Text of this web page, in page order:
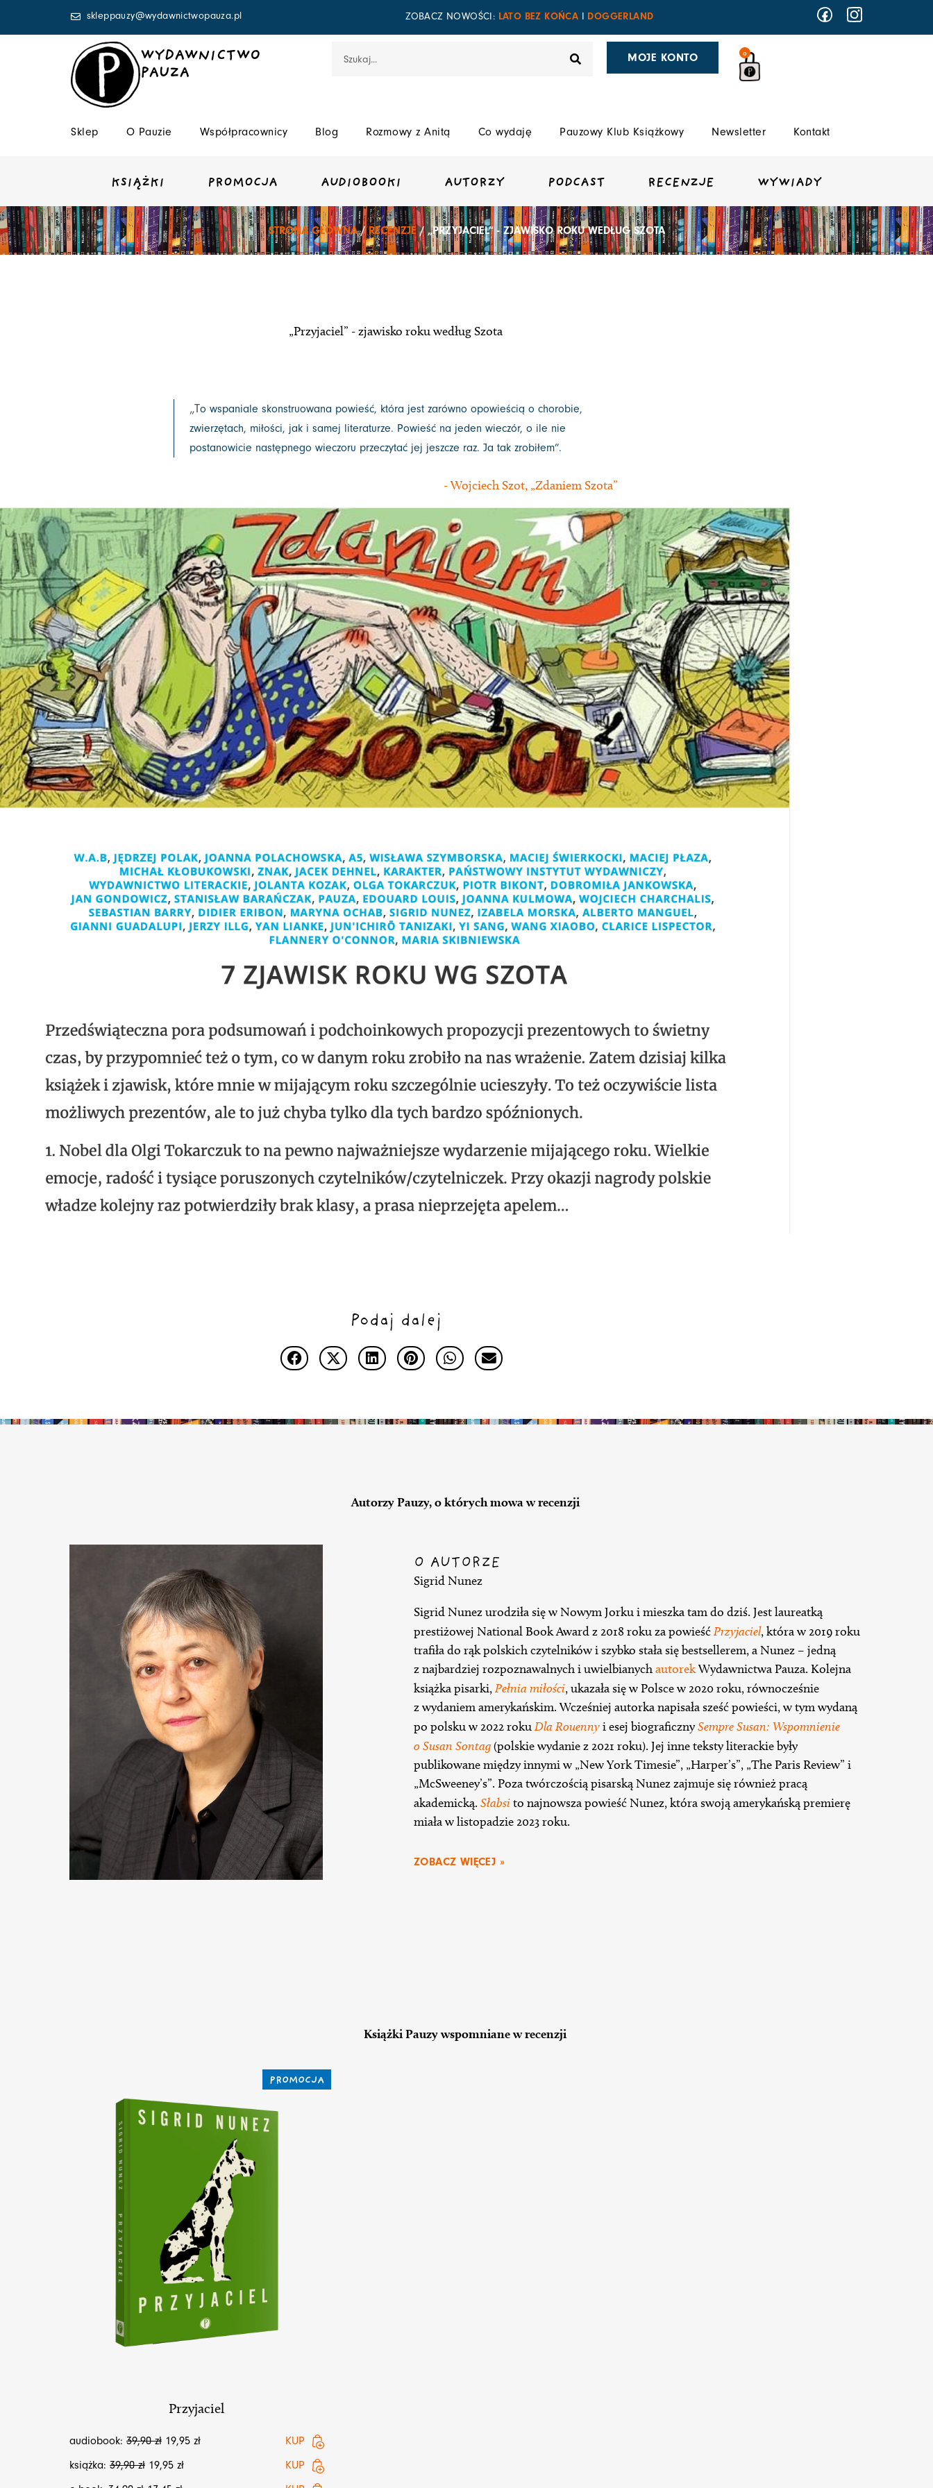
skleppauzy@wydawnictwopauza.pl ZOBACZ NOWOŚCI: LATO BEZ KOŃCA DOGGERLAND
WYDAWNICTWO
PAUZA
MOJE KONTO 0
Sklep O Pauzie Współpracownicy Blog Rozmowy z Anitą Co wydaję Pauzowy Klub Książkowy Newsletter Kontakt
KSIĄŻKI PROMOCJA AUDIOBOOKI AUTORZY PODCAST RECENZJE WYWIADY
STRONA GŁÓWNA/RECENZJE/ „PRZYJACIEL” - ZJAWISKO ROKU WEDŁUG SZOTA
„Przyjaciel” - zjawisko roku według Szota
„To wspaniale skonstruowana powieść, która jest zarówno opowieścią o chorobie,
zwierzętach, miłości, jak i samej literaturze. Powieść na jeden wieczór, o ile nie
postanowicie następnego wieczoru przeczytać jej jeszcze raz. Ja tak zrobiłem”.
- Wojciech Szot, „Zdaniem Szota”
Podaj dalej
Autorzy Pauzy, o których mowa w recenzji
O AUTORZE
Sigrid Nunez
Sigrid Nunez urodziła się w Nowym Jorku i mieszka tam do dziś. Jest laureatką
prestiżowej National Book Award z 2018 roku za powieśćPrzyjaciel, która w 2019 roku
trafiła do rąk polskich czytelników i szybko stała się bestsellerem, a Nunez – jedną
z najbardziej rozpoznawalnych i uwielbianychautorekWydawnictwa Pauza. Kolejna
książka pisarki,Pełnia miłości, ukazała się w Polsce w 2020 roku, równocześnie
z wydaniem amerykańskim. Wcześniej autorka napisała sześć powieści, w tym wydaną
po polsku w 2022 rokuDla Rouennyi esej biograficznySempre Susan: Wspomnienie
o Susan Sontag(polskie wydanie z 2021 roku). Jej inne teksty literackie były
publikowane między innymi w „New York Timesie”, „Harper’s”, „The Paris Review” i
„McSweeney’s”. Poza twórczością pisarską Nunez zajmuje się również pracą
akademicką. Słabsito najnowsza powieść Nunez, która swoją amerykańską premierę
miała w listopadzie 2023 roku.
ZOBACZ WIĘCEJ »
Książki Pauzy wspomniane w recenzji
PROMOCJA
Przyjaciel
audiobook: 39,90zł 19,95 zł
KUP
książka: 39,90zł 19,95 zł
KUP